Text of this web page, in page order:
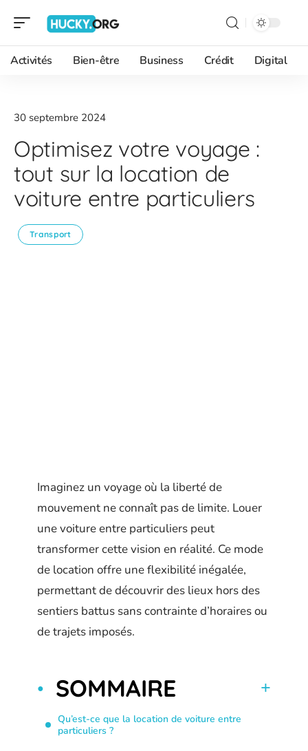
Activités Bien-être Business Crédit Digital
30 septembre 2024
Optimisez votre voyage :
tout sur la location de
voiture entre particuliers
Transport
Imaginez un voyage où la liberté de
mouvement ne connaît pas de limite. Louer
une voiture entre particuliers peut
transformer cette vision en réalité. Ce mode
de location offre une flexibilité inégalée,
permettant de découvrir des lieux hors des
sentiers battus sans contrainte d’horaires ou
de trajets imposés.
SOMMAIRE
Qu’est-ce que la location de voiture entre
particuliers ?